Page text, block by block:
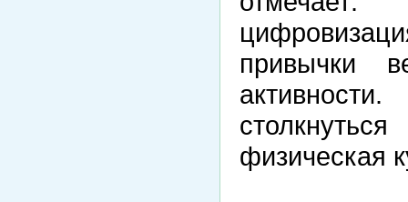
привычки
физическая